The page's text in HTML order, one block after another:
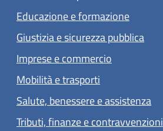
Educazione e formazione
Giustizia e sicurezza pubblica
Imprese e commercio
Mobilità e trasporti
Salute, benessere e assistenza
Tributi, finanze e contravvenzioni